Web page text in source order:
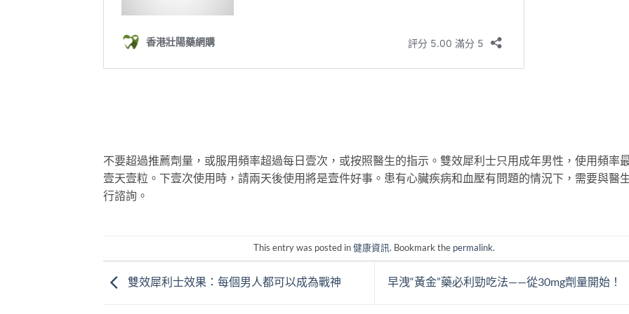
不要超過推薦劑量，或服用頻率超過每日壹次，或按照醫生的指示。雙效犀利士只用成年男性，使用頻率
壹天壹粒。下壹次使用時，請兩天後使用將是壹件好事。患有心臟疾病和血壓有問題的情況下，需要與醫
行諮詢。
This entry was posted in健康資訊. Bookmark the permalink.
雙效犀利士效果：每個男人都可以成為戰神 早洩“黃金”藥必利勁吃法——從30mg劑量開始！